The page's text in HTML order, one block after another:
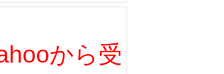
から受